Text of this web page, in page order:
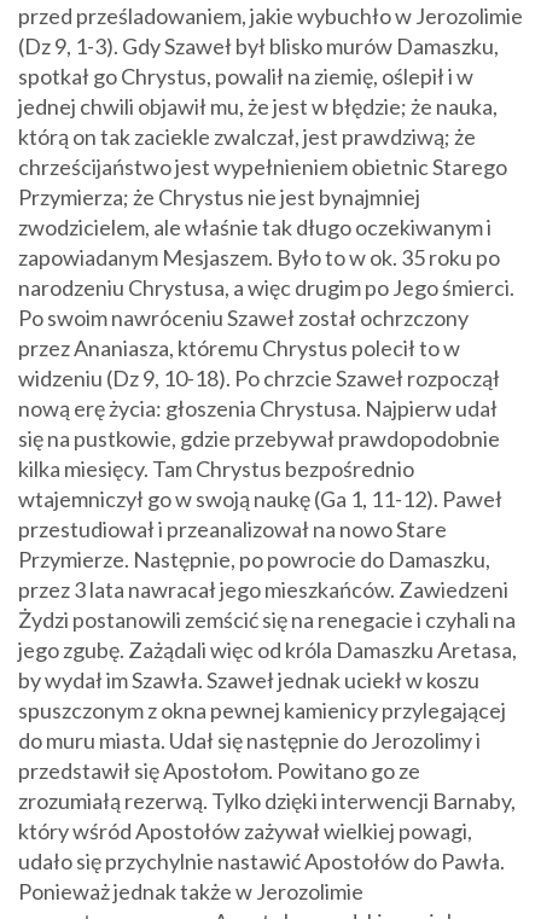
przed prześladowaniem, jakie wybuchło w Jerozolimie
(Dz 9, 1-3). Gdy Szaweł był blisko murów Damaszku,
spotkał go Chrystus, powalił na ziemię, oślepił i w
jednej chwili objawił mu, że jest w błędzie; że nauka,
którą on tak zaciekle zwalczał, jest prawdziwą; że
chrześcijaństwo jest wypełnieniem obietnic Starego
Przymierza; że Chrystus nie jest bynajmniej
zwodzicielem, ale właśnie tak długo oczekiwanym i
zapowiadanym Mesjaszem. Było to w ok. 35 roku po
narodzeniu Chrystusa, a więc drugim po Jego śmierci.
Po swoim nawróceniu Szaweł został ochrzczony
przez Ananiasza, któremu Chrystus polecił to w
widzeniu (Dz 9, 10-18). Po chrzcie Szaweł rozpoczął
nową erę życia: głoszenia Chrystusa. Najpierw udał
się na pustkowie, gdzie przebywał prawdopodobnie
kilka miesięcy. Tam Chrystus bezpośrednio
wtajemniczył go w swoją naukę (Ga 1, 11-12). Paweł
przestudiował i przeanalizował na nowo Stare
Przymierze. Następnie, po powrocie do Damaszku,
przez 3 lata nawracał jego mieszkańców. Zawiedzeni
Żydzi postanowili zemścić się na renegacie i czyhali na
jego zgubę. Zażądali więc od króla Damaszku Aretasa,
by wydał im Szawła. Szaweł jednak uciekł w koszu
spuszczonym z okna pewnej kamienicy przylegającej
do muru miasta. Udał się następnie do Jerozolimy i
przedstawił się Apostołom. Powitano go ze
zrozumiałą rezerwą. Tylko dzięki interwencji Barnaby,
który wśród Apostołów zażywał wielkiej powagi,
udało się przychylnie nastawić Apostołów do Pawła.
Ponieważ jednak także w Jerozolimie